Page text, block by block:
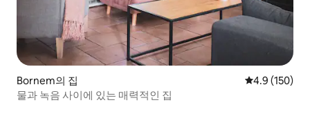
Bornem의 집 평점 4.9점(5
4.9 (150)
물과 녹음 사이에 있는 매력적인 집